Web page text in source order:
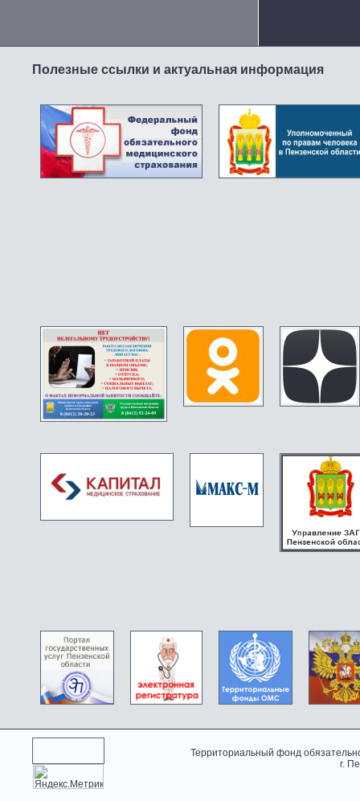
Полезные ссылки и актуальная информация
Территориальный фонд
г.